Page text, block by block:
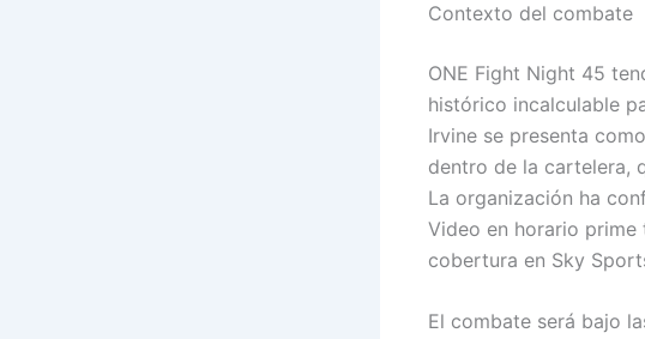
Contexto del combate
ONE Fight Night 45
histórico incalculable
Irvine se presenta
dentro de la cartelera,
La organización ha
Video en horario prime
cobertura en Sky
El combate será bajo